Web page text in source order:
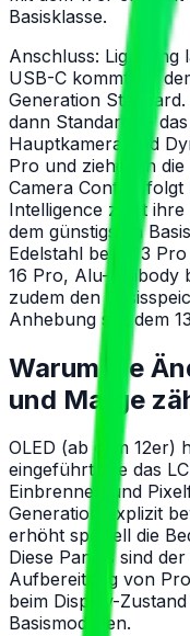
Basisklasse.
Anschluss: Lightning
USB-C kommt mit
Generation
dann Standard — das
Hauptkamera und
Pro und ziehen in
Camera Control folgt
Intelligence zieht
dem günstigsten
Edelstahl beim 13
16 Pro, Alu-Unibody
zudem den
Anhebung seit dem
Warum die
und Marge
OLED (ab dem 12er)
eingeführt, die das
Einbrennen und
Generation explizit
erhöht speziell die
Diese Panels sind
Aufbereitung von
beim Display-
Basismodellen.